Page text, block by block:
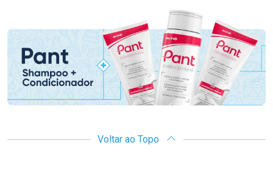
Promoção em Destaque
Voltar ao Topo